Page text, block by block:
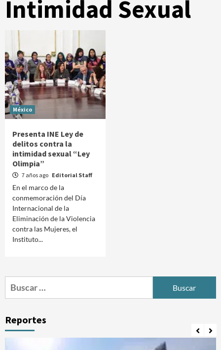
Intimidad Sexual
México
Presenta INE Ley de
delitos contra la
intimidad sexual “Ley
Olimpia”
7 años ago Editorial Staff
En el marco de la
conmemoración del Día
Internacional de la
Eliminación de la Violencia
contra las Mujeres, el
Instituto...
Buscar:
Reportes